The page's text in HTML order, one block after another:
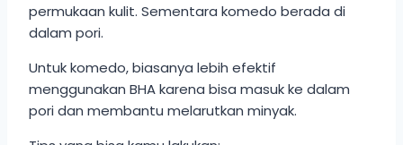
permukaan kulit. Sementara komedo berada di
dalam pori.
Untuk komedo, biasanya lebih efektif
menggunakan BHA karena bisa masuk ke dalam
pori dan membantu melarutkan minyak.